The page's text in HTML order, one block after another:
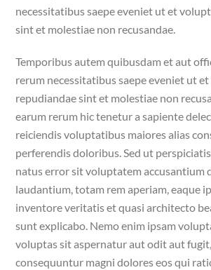
necessitatibus saepe eveniet ut et
sint et molestiae non recusandae.
Temporibus autem quibusdam et aut
rerum necessitatibus saepe eveniet ut
repudiandae sint et molestiae non
earum rerum hic tenetur a sapiente
reiciendis voluptatibus maiores alias
perferendis doloribus. Sed ut
natus error sit voluptatem accusantium
laudantium, totam rem aperiam, eaque
inventore veritatis et quasi architecto
sunt explicabo. Nemo enim ipsam
voluptas sit aspernatur aut odit aut
consequuntur magni dolores eos qui